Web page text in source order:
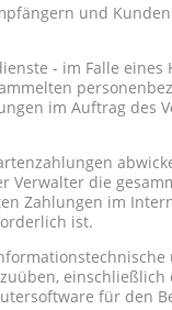
und
- im Falle
im Auftrag
die
Zahlungen im
ist.
für den